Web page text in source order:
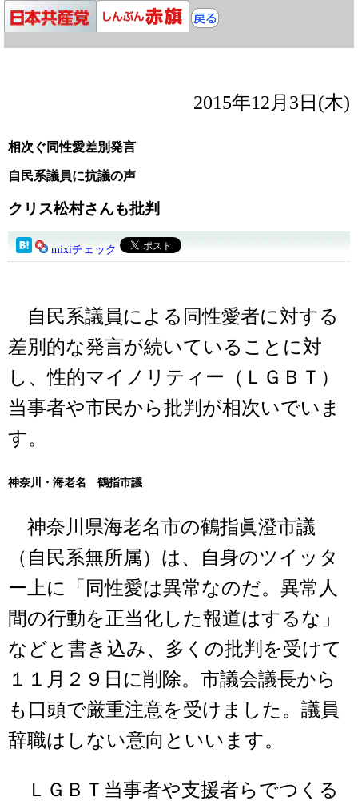
2015年12月3日(木)
相次ぐ同性愛差別発言
自民系議員に抗議の声
クリス松村さんも批判
mixiチェック
自民系議員による同性愛者に対する
差別的な発言が続いていることに対
し、性的マイノリティー（ＬＧＢＴ）
当事者や市民から批判が相次いでいま
す。
神奈川・海老名 鶴指市議
神奈川県海老名市の鶴指眞澄市議
（自民系無所属）は、自身のツイッタ
ー上に「同性愛は異常なのだ。異常人
間の行動を正当化した報道はするな」
などと書き込み、多くの批判を受けて
１１月２９日に削除。市議会議長から
も口頭で厳重注意を受けました。議員
辞職はしない意向といいます。
ＬＧＢＴ当事者や支援者らでつくる